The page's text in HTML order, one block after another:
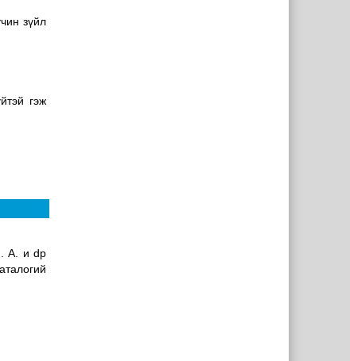
зүйл
гэж
A. и dp